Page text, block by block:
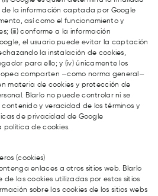
la información captada por Google
así como el funcionamiento y
(iii) conforme a la información
el usuario puede evitar la captación
la instalación de cookies,
para ello; y (iv) únicamente los
comparten —como norma general—
materia de cookies y protección de
Blarlo no puede controlar ni se
y veracidad de los términos y
de privacidad de Google
política de cookies.
(cookies)
enlaces a otros sitios web. Blarlo
de las cookies utilizadas por estos sitios
sobre las cookies de los sitios webs